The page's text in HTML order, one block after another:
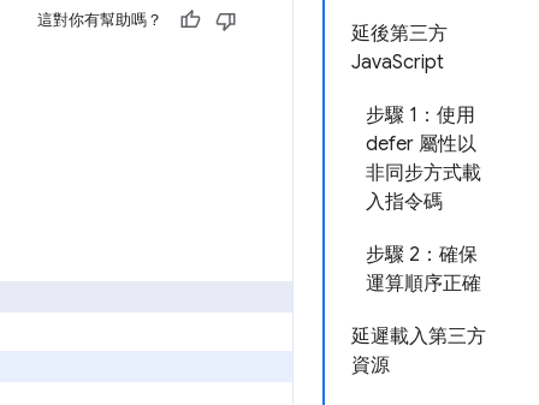
延後第三方
JavaScript
步驟 1：使用
defer 屬性以
非同步方式載
入指令碼
步驟 2：確保
運算順序正確
延遲載入第三方
資源
這對你有幫助嗎？